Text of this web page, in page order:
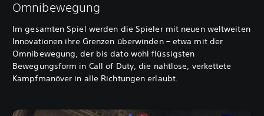
Omnibewegung
Im gesamten Spiel werden die Spieler mit neuen weltweiten
Innovationen ihre Grenzen überwinden – etwa mit der
Omnibewegung, der bis dato wohl flüssigsten
Bewegungsform in Call of Duty, die nahtlose, verkettete
Kampfmanöver in alle Richtungen erlaubt.